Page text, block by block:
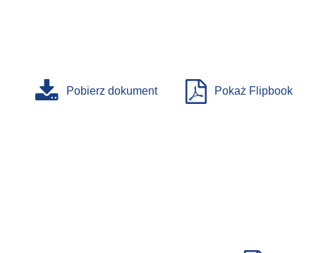
Pobierz dokument Pokaż Flipbook